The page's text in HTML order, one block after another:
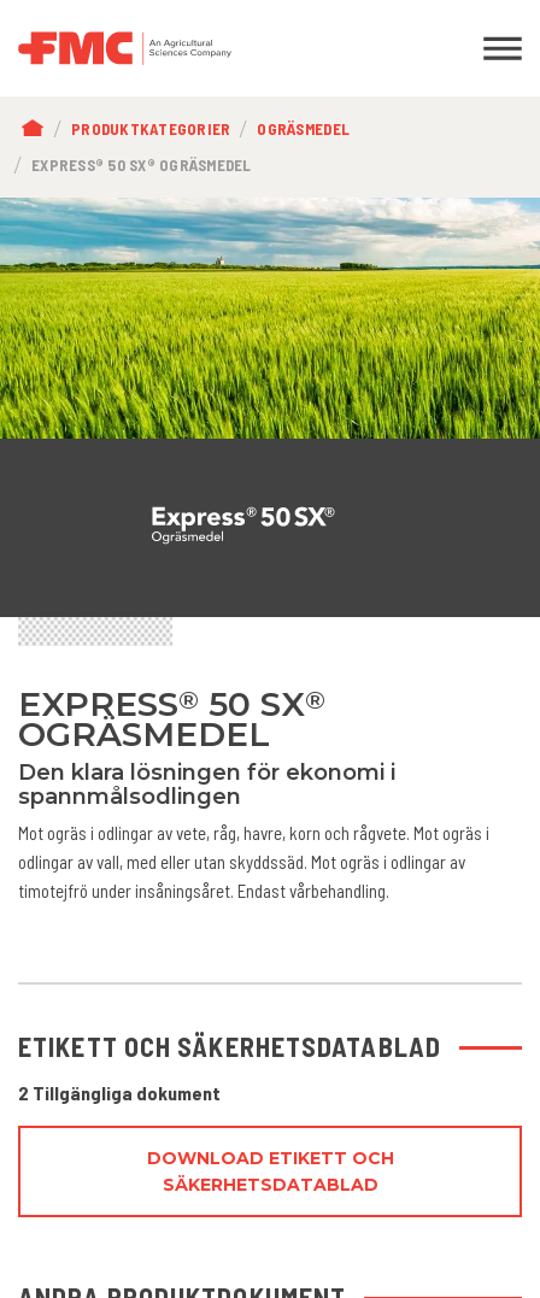
LÄNKSTIG
PRODUKTKATEGORIER
OGRÄSMEDEL
EXPRESS® 50 SX® OGRÄSMEDEL
EXPRESS® 50 SX®
OGRÄSMEDEL
Den klara lösningen för ekonomi i
spannmålsodlingen
Mot ogräs i odlingar av vete, råg, havre, korn och rågvete. Mot ogräs i
odlingar av vall, med eller utan skyddssäd. Mot ogräs i odlingar av
timotejfrö under insåningsåret. Endast vårbehandling.
ETIKETT OCH SÄKERHETSDATABLAD
2 Tillgängliga dokument
DOWNLOAD ETIKETT OCH
SÄKERHETSDATABLAD